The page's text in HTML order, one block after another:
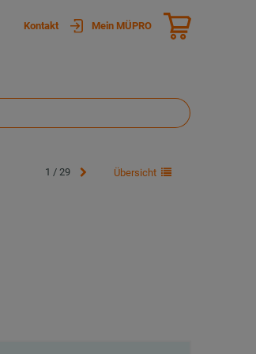
Kontakt Mein MÜPRO
1 / 29 Übersicht